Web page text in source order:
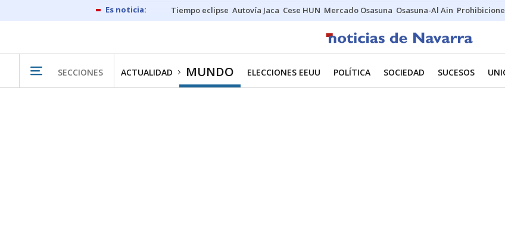
Tiempo eclipse Autovía Jaca Cese HUN Mercado Osasuna Osasuna-Al Ain
SECCIONES ACTUALIDAD MUNDO ELECCIONES EEUU POLÍTICA SOCIEDAD SUCESOS